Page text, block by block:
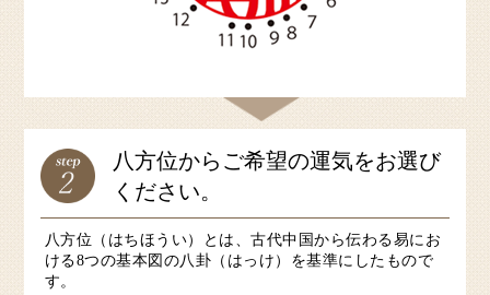
八方位からご希望の運気をお選び
ください。
八方位（はちほうい）とは、古代中国から伝わる易にお
ける8つの基本図の八卦（はっけ）を基準にしたもので
す。